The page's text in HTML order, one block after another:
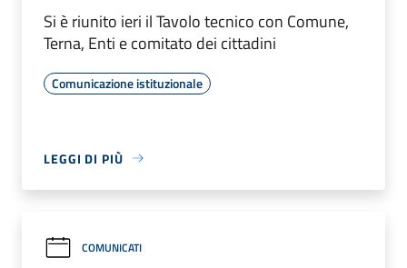
Si è riunito ieri il Tavolo tecnico con Comune,
Terna, Enti e comitato dei cittadini
Comunicazione istituzionale
LEGGI DI PIÙ
COMUNICATI